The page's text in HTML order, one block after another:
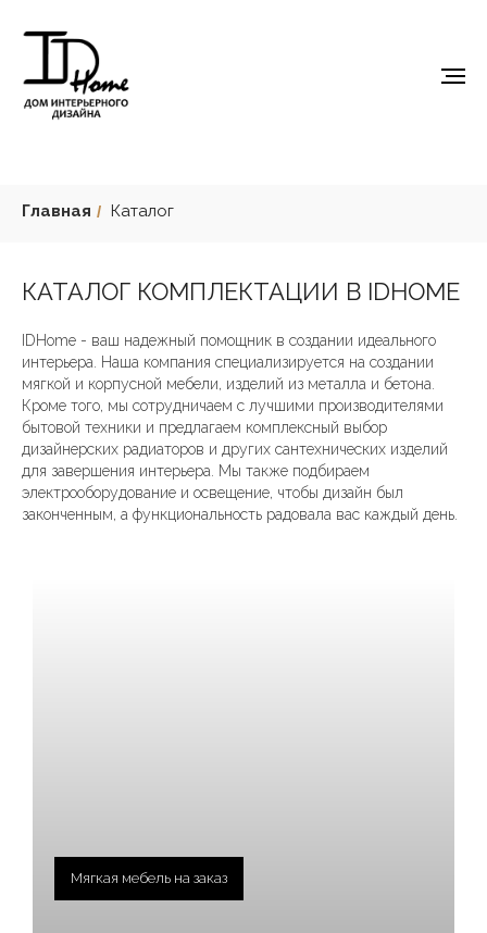
Главная / Каталог
КАТАЛОГ КОМПЛЕКТАЦИИ В IDHOME
IDHome - ваш надежный помощник в создании идеального
интерьера. Наша компания специализируется на создании
мягкой и корпусной мебели, изделий из металла и бетона.
Кроме того, мы сотрудничаем с лучшими производителями
бытовой техники и предлагаем комплексный выбор
дизайнерских радиаторов и других сантехнических изделий
для завершения интерьера. Мы также подбираем
электрооборудование и освещение, чтобы дизайн был
законченным, а функциональность радовала вас каждый день.
Мягкая мебель на заказ